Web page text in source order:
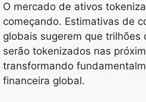
O mercado de ativos
começando. Estimativas de
globais sugerem que trilhões
serão tokenizados nas
transformando
financeira global.